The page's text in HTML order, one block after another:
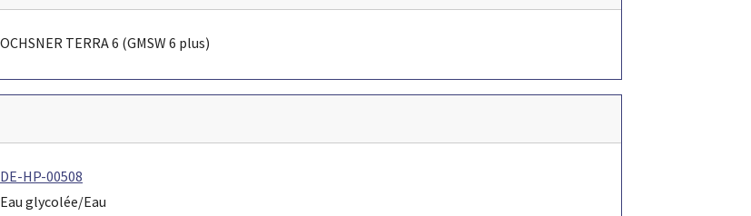
OCHSNER TERRA 6 (GMSW 6 plus)
DE-HP-00508
Eau glycolée/Eau